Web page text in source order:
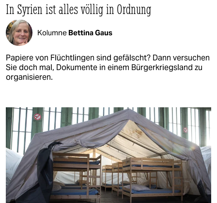
In Syrien ist alles völlig in Ordnung
Kolumne Bettina Gaus
Papiere von Flüchtlingen sind gefälscht? Dann versuchen
Sie doch mal, Dokumente in einem Bürgerkriegsland zu
organisieren.